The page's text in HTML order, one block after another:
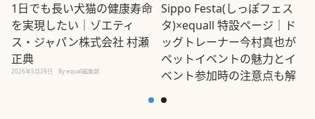
1日でも長い犬猫の健康寿命
を実現したい｜ゾエティ
ス・ジャパン株式会社 村瀬
正典
2026年5月29日 By equall編集部
Sippo Festa(しっぽフェス
タ)×equall 特設ページ｜ド
ッグトレーナー今村真也が
ペットイベントの魅力とイ
ベント参加時の注意点も解
2026年5月12日